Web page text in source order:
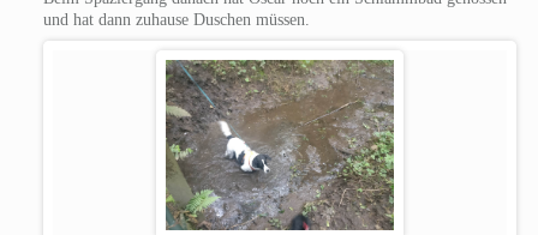
und hat dann zuhause Duschen müssen.